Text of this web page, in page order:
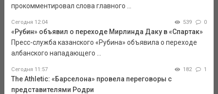
прокомментировал слова главного ...
Сегодня 12:04 539 0
«Рубин» объявил о переходе Мирлинда Даку в «Спартак»
Пресс-служба казанского «Рубина» объявила о переходе
албанского нападающего ...
Сегодня 11:57 182 1
The Athletic: «Барселона» провела переговоры с
представителями Родри